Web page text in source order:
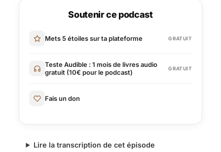
Soutenir ce podcast
Mets 5 étoiles sur ta plateforme GRATUIT
Teste Audible : 1 mois de livres audio
gratuit (10€ pour le podcast)
GRATUIT
Fais un don
Lire la transcription de cet épisode